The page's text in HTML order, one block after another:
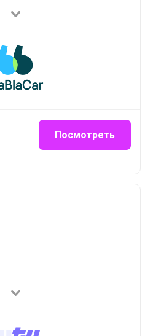
Посмотреть